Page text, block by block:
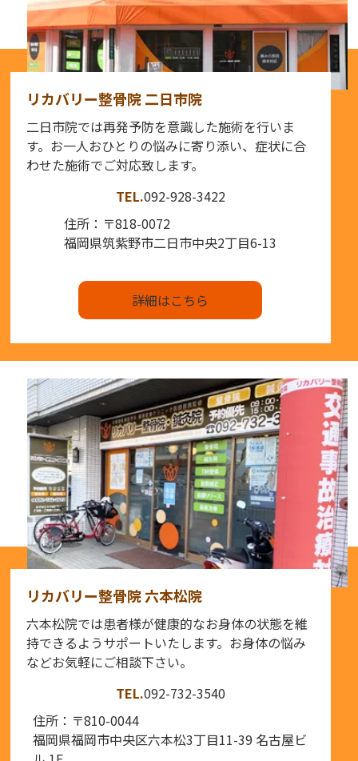
リカバリー整骨院 二日市院
二日市院では再発予防を意識した施術を行いま
す。お一人おひとりの悩みに寄り添い、症状に合
わせた施術でご対応致します。
TEL.092-928-3422
住所：〒818-0072
福岡県筑紫野市二日市中央2丁目6-13
詳細はこちら
リカバリー整骨院 六本松院
六本松院では患者様が健康的なお身体の状態を維
持できるようサポートいたします。お身体の悩み
などお気軽にご相談下さい。
TEL.092-732-3540
住所：〒810-0044
福岡県福岡市中央区六本松3丁目11-39 名古屋ビ